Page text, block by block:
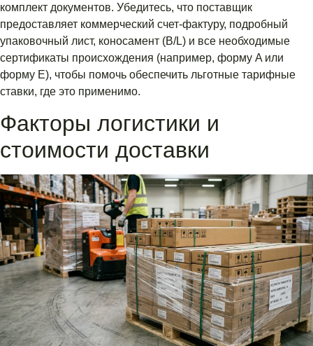
комплект документов. Убедитесь, что поставщик
предоставляет коммерческий счет-фактуру, подробный
упаковочный лист, коносамент (B/L) и все необходимые
сертификаты происхождения (например, форму A или
форму E), чтобы помочь обеспечить льготные тарифные
ставки, где это применимо.
Факторы логистики и
стоимости доставки